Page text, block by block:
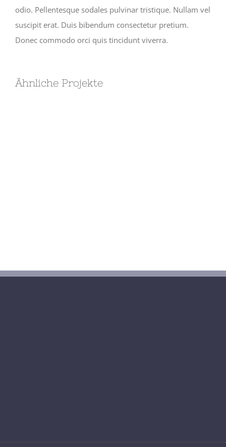
odio. Pellentesque sodales pulvinar tristique. Nullam vel
suscipit erat. Duis bibendum consectetur pretium.
Donec commodo orci quis tincidunt viverra.
Ähnliche Projekte